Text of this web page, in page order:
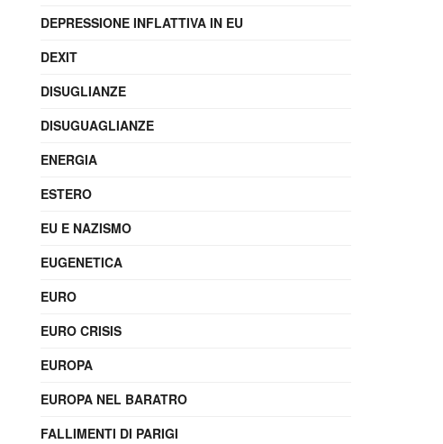
DEPRESSIONE INFLATTIVA IN EU
DEXIT
DISUGLIANZE
DISUGUAGLIANZE
ENERGIA
ESTERO
EU E NAZISMO
EUGENETICA
EURO
EURO CRISIS
EUROPA
EUROPA NEL BARATRO
FALLIMENTI DI PARIGI